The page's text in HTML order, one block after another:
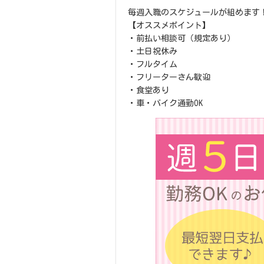
毎週入職のスケジュールが組めます
【オススメポイント】
・前払い相談可（規定あり）
・土日祝休み
・フルタイム
・フリーターさん歓迎
・食堂あり
・車・バイク通勤OK